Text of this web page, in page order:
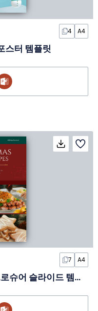
4 A4
스터 템플릿
7 A4
우아한 크리스마스 레시피 브로슈어 슬라이드 템플릿